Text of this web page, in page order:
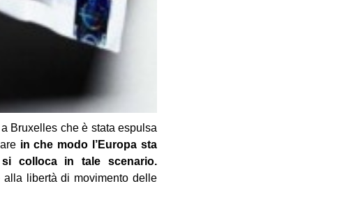
Bruxelles che è stata espulsa
in che modo l’Europa sta
colloca in tale scenario.
alla libertà di movimento delle